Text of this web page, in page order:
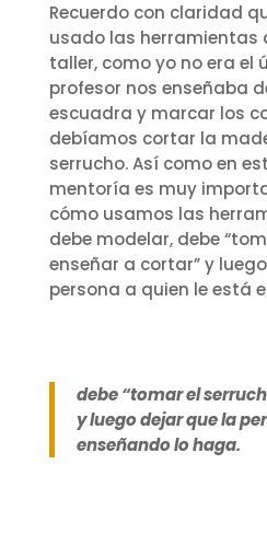
Recuerdo con claridad
usado las herramientas
taller, como yo no era el
profesor nos enseñaba
escuadra y marcar los
debíamos cortar la
serrucho. Así como en
mentoría es muy
cómo usamos las
debe modelar, debe
enseñar a cortar” y
persona a quien le está
debe “tomar el
y luego dejar que la
enseñando lo haga.